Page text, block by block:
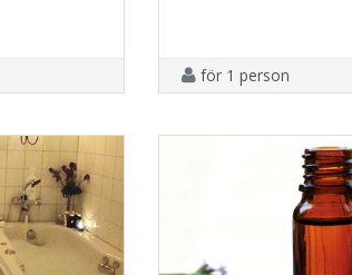
för 1 person